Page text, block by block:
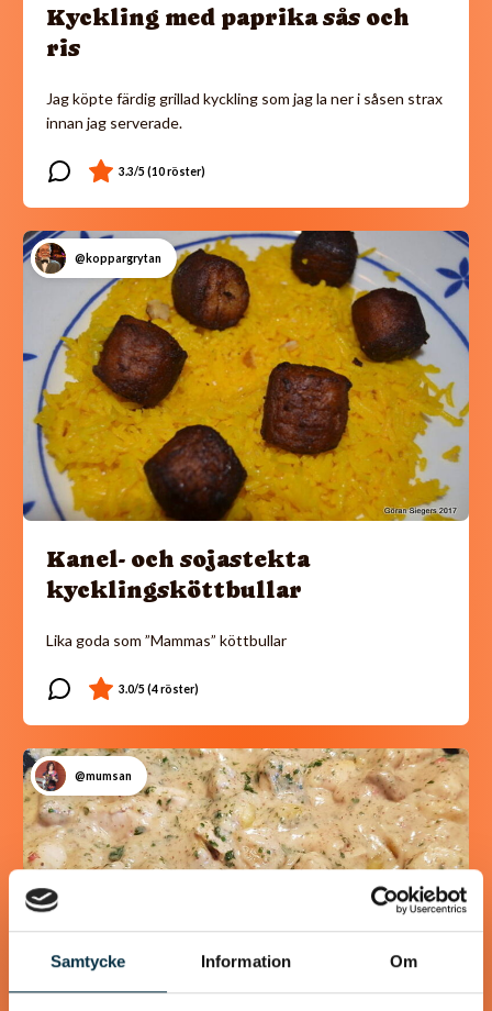
Samtycke Information Om
Kyckling med paprika sås och
ris
Jag köpte färdig grillad kyckling som jag la ner i såsen strax
innan jag serverade.
@koppargrytan
Kanel- och sojastekta
kycklingsköttbullar
Lika goda som ”Mammas” köttbullar
@mumsan